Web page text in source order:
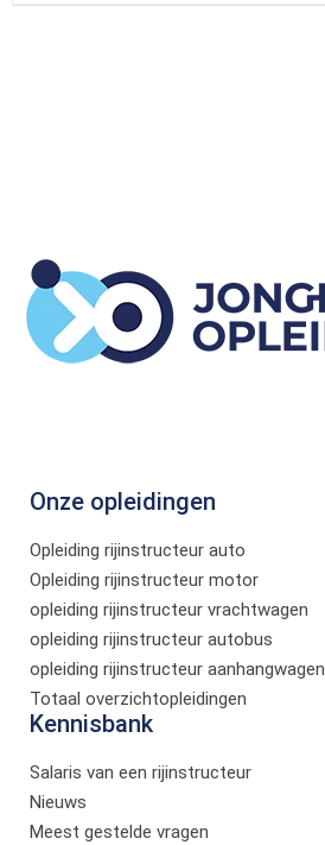
Onze opleidingen
Opleiding rijinstructeur auto
Opleiding rijinstructeur motor
opleiding rijinstructeur vrachtwagen
opleiding rijinstructeur autobus
opleiding rijinstructeur aanhangwagen
Totaal overzichtopleidingen
Kennisbank
Salaris van een rijinstructeur
Nieuws
Meest gestelde vragen